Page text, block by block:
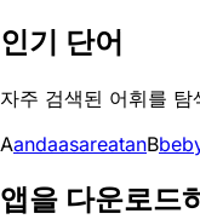
인기 단어
자주 검색된 어휘를 탐
AandaasareatanBbe
앱을 다운로드